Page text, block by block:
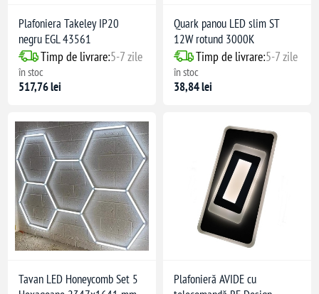
Plafoniera Takeley IP20
negru EGL 43561
Timp de livrare:5-7 zile
în stoc
517,76 lei
Quark panou LED slim ST
12W rotund 3000K
Timp de livrare:5-7 zile
în stoc
38,84 lei
Tavan LED Honeycomb Set 5
Plafonieră AVIDE cu